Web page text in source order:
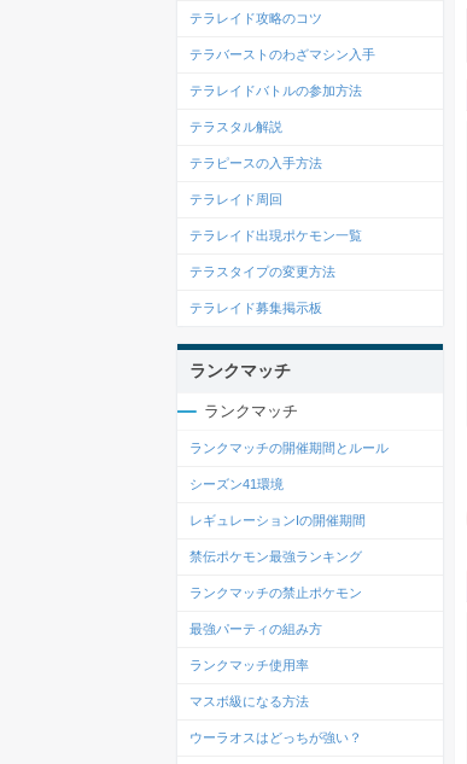
テラレイド攻略のコツ
テラバーストのわざマシン入手
テラレイドバトルの参加方法
テラスタル解説
テラピースの入手方法
テラレイド周回
テラレイド出現ポケモン一覧
テラスタイプの変更方法
テラレイド募集掲示板
ランクマッチ
ランクマッチ
ランクマッチの開催期間とルール
シーズン41環境
レギュレーションIの開催期間
禁伝ポケモン最強ランキング
ランクマッチの禁止ポケモン
最強パーティの組み方
ランクマッチ使用率
マスボ級になる方法
ウーラオスはどっちが強い？